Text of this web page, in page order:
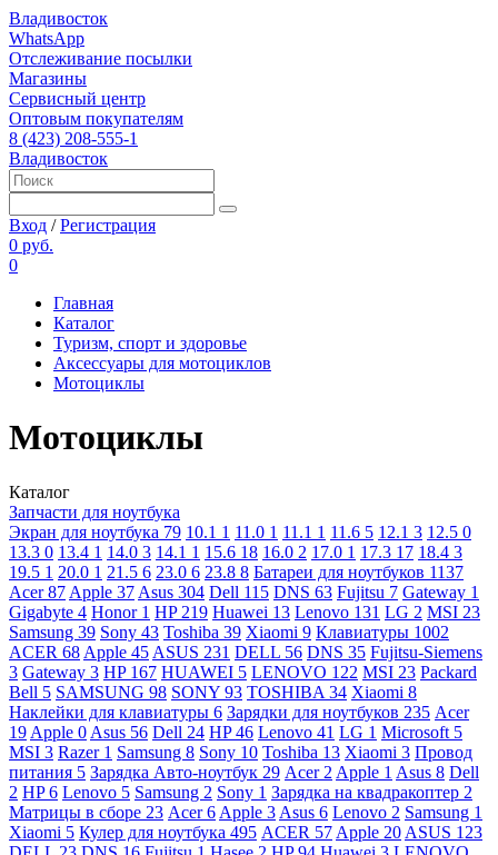
Владивосток
WhatsApp
Отслеживание посылки
Магазины
Сервисный центр
Оптовым покупателям
8 (423) 208-555-1
Владивосток
Вход /Регистрация
0 руб.
0
Главная
Каталог
Туризм, спорт и здоровье
Аксессуары для мотоциклов
Мотоциклы
Мотоциклы
Каталог
Запчасти для ноутбука
Экран для ноутбука 79 10.1 1 11.0 1 11.1 1 11.6 5 12.1 3 12.5 0
13.3 0 13.4 1 14.0 3 14.1 1 15.6 18 16.0 2 17.0 1 17.3 17 18.4 3
19.5 1 20.0 1 21.5 6 23.0 6 23.8 8 Батареи для ноутбуков 1137
Acer87 Apple 37 Asus 304 Dell 115 DNS 63 Fujitsu 7 Gateway 1
Gigabyte 4 Honor 1 HP 219 Huawei 13 Lenovo 131 LG 2 MSI 23
Samsung 39 Sony 43 Toshiba 39 Xiaomi 9 Клавиатуры 1002
ACER 68 Apple 45 ASUS 231 DELL 56 DNS 35 Fujitsu-Siemens
3 Gateway 3 HP 167 HUAWEI 5 LENOVO 122 MSI 23 Packard
Bell 5 SAMSUNG 98 SONY 93 TOSHIBA 34 Xiaomi 8
Наклейки для клавиатуры 6 Зарядки для ноутбуков 235 Acer
19 Apple 0 Asus 56 Dell 24 HP46 Lenovo 41 LG 1 Microsoft 5
MSI 3 Razer 1 Samsung 8 Sony 10 Toshiba 13 Xiaomi 3 Провод
питания 5 Зарядка Авто-ноутбук 29 Acer 2 Apple 1 Asus 8 Dell
2 HP6 Lenovo 5 Samsung 2 Sony 1 Зарядка на квадракоптер 2
Матрицы в сборе 23 Acer6 Apple 3 Asus 6 Lenovo 2 Samsung 1
Xiaomi 5 Кулер для ноутбука 495 ACER 57 Apple 20 ASUS 123